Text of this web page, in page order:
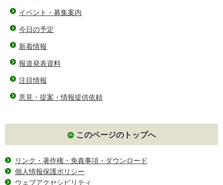
イベント・募集案内
今日の予定
新着情報
報道発表資料
注目情報
意見・提案・情報提供依頼
このページのトップへ
リンク・著作権・免責事項・ダウンロード
個人情報保護ポリシー
ウェブアクセシビリティ